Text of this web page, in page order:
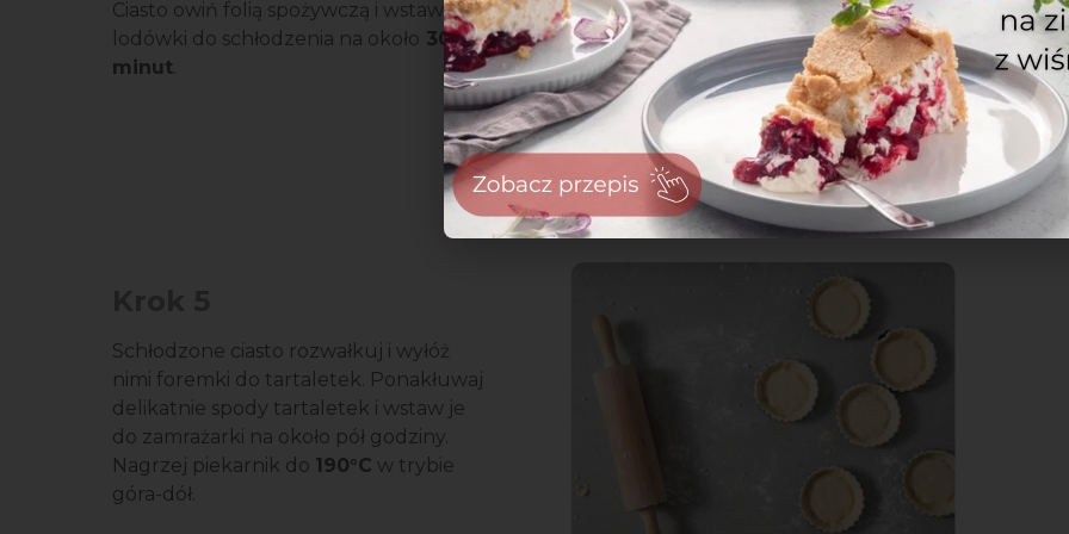
Ciasto owiń folią spożywczą i wstaw do
lodówki do schłodzenia na około 30
minut.
Schłodzone ciasto rozwałkuj i wyłóż
nimi foremki do tartaletek. Ponakłuwaj
delikatnie spody tartaletek i wstaw je
do zamrażarki na około pół godziny.
Nagrzej piekarnik do 190°C w trybie
góra-dół.
zaloguj
zarejestruj